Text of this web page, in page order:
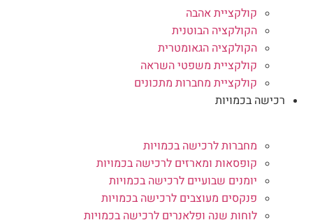
קולקציית אהבה
הקולקציה הבוטנית
הקולקציה הגאומטרית
קולקציית משפטי השראה
קולקציית מחברות מתכונים
רכישה בכמויות
מחברות לרכישה בכמויות
קופסאות ומארזים לרכישה בכמויות
יומנים שבועיים לרכישה בכמויות
פנקסים מעוצבים לרכישה בכמויות
לוחות שנה ופלאנרים לרכישה בכמויות